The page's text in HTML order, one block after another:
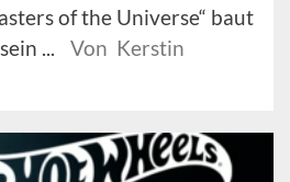
of the Universe“ baut
...
Von Kerstin